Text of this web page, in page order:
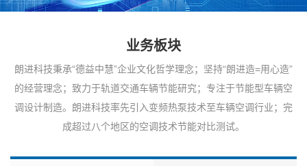
业务板块
朗进科技秉承“德益中慧”企业文化哲学理念；坚持“朗进造=用心造”
的经营理念；致力于轨道交通车辆节能研究；专注于节能型车辆空
调设计制造。朗进科技率先引入变频热泵技术至车辆空调行业；完
成超过八个地区的空调技术节能对比测试。